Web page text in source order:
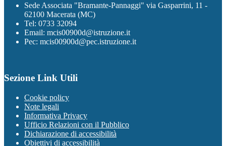
Sede Associata "Bramante-Pannaggi" via Gasparrini, 11 -
62100 Macerata (MC)
Tel: 0733 32094
Email: mcis00900d@istruzione.it
Pec: mcis00900d@pec.istruzione.it
Sezione Link Utili
Cookie policy
Note legali
Informativa Privacy
Ufficio Relazioni con il Pubblico
Dichiarazione di accessibilità
Obiettivi di accessibilità